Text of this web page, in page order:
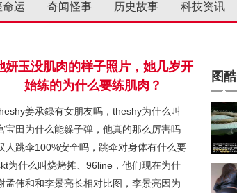
命运 奇闻怪事 历史故事 科技资讯
妍玉没肌肉的样子照片，她几岁开
始练的为什么要练肌肉？
姜承録有女朋友吗，theshy为什么叫
神？
宝田为什么能躲子弹，他真的那么厉害吗
人跳伞100%安全吗，跳伞对身体有什么要
为什么叫烧烤摊、96line，他们现在为什
菜了？
孟伟和和李景亮长相对比图，李景亮因为
图酷